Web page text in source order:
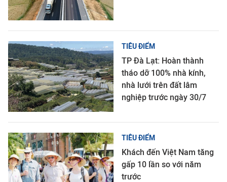
TIÊU ĐIỂM
TP Đà Lạt: Hoàn thành
tháo dỡ 100% nhà kính,
nhà lưới trên đất lâm
nghiệp trước ngày 30/7
TIÊU ĐIỂM
Khách đến Việt Nam tăng
gấp 10 lần so với năm
trước